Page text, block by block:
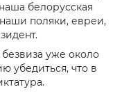
белорусская
поляки, евреи,
уже около
убедиться, что в